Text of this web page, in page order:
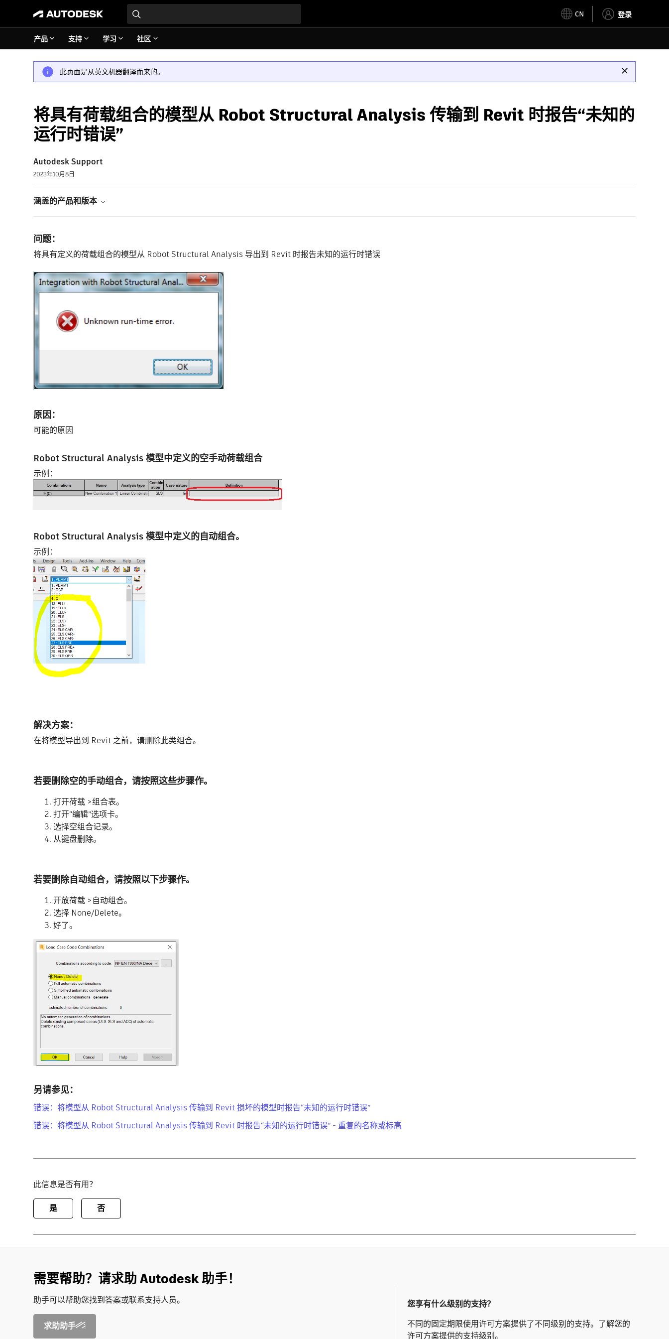
CN 登录
产品 支持 学习 社区
此页面是从英文机器翻译而来的。
将具有荷载组合的模型从 Robot Structural Analysis 传输到 Revit 时报告“未知的
运行时错误”
Autodesk Support
2023年10月8日
涵盖的产品和版本
问题：
将具有定义的荷载组合的模型从 Robot Structural Analysis 导出到 Revit 时报告未知的运行时错误
原因：
可能的原因
Robot Structural Analysis 模型中定义的空手动荷载组合
示例：
Robot Structural Analysis 模型中定义的自动组合。
示例：
解决方案：
在将模型导出到 Revit 之前，请删除此类组合。
若要删除空的手动组合，请按照这些步骤作。
打开荷载 >组合表。
打开“编辑”选项卡。
选择空组合记录。
从键盘删除。
若要删除自动组合，请按照以下步骤作。
开放荷载 >自动组合。
选择 None/Delete。
好了。
另请参见：
错误：将模型从 Robot Structural Analysis 传输到 Revit 损坏的模型时报告“未知的运行时错误”
错误：将模型从 Robot Structural Analysis 传输到 Revit 时报告“未知的运行时错误” - 重复的名称或标高
此信息是否有用？
是 否
需要帮助？请求助 Autodesk 助手！
助手可以帮助您找到答案或联系支持人员。
求助助手
您享有什么级别的支持？
不同的固定期限使用许可方案提供了不同级别的支持。了解您的
许可方案提供的支持级别。